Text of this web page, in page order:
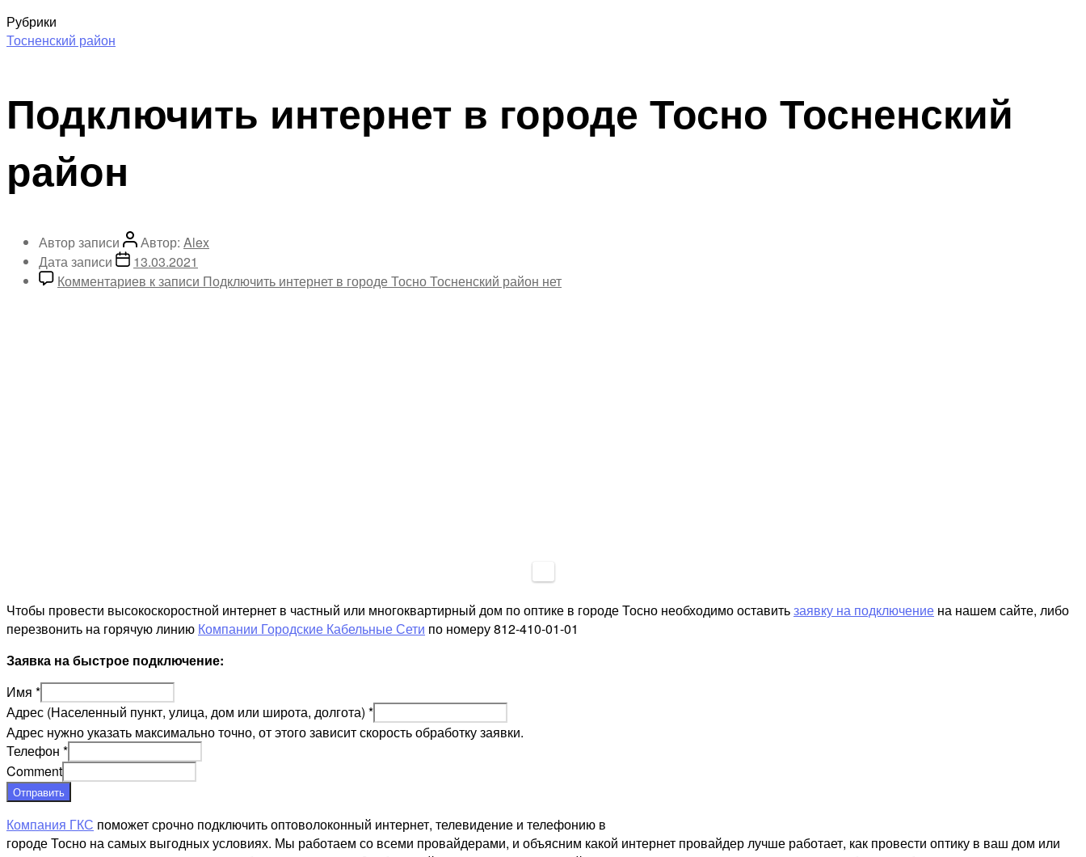
Рубрики
Тосненский район
Подключить интернет в городе Тосно Тосненский
район
Автор записи Автор: Alex
Дата записи
13.03.2021
Комментариев к записи Подключить интернет в городе Тосно Тосненский район нет
Чтобы провести высокоскоростной интернет в частный или многоквартирный дом по оптике в городе Тосно необходимо оставитьзаявку на подключение на нашем сайте, либо
перезвонить на горячую линию Компании Городские Кабельные Сети по номеру 812-410-01-01
Заявка на быстрое подключение:
Имя *
Адрес (Населенный пункт, улица, дом или широта, долгота) *
Адрес нужно указать максимально точно, от этого зависит скорость обработку заявки.
Телефон *
Comment
Отправить
Компания ГКС поможет срочно подключить оптоволоконный интернет, телевидение и телефонию в
городе Тосно на самых выгодных условиях. Мы работаем со всеми провайдерами, и объясним какой интернет провайдер лучше работает, как провести оптику в ваш дом или